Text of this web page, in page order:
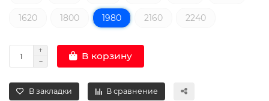
1620 1800 1980 2160 2240
В корзину
В закладки В сравнение